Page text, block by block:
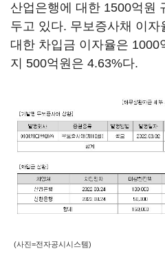
산업은행에 대한 1500억원
두고 있다. 무보증사채 이자
대한 차입금 이자율은 1000
지 500억원은 4.63%다.
(사진=전자공시시스템)